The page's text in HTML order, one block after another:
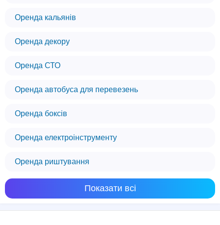
Оренда кальянів
Оренда декору
Оренда СТО
Оренда автобуса для перевезень
Оренда боксів
Оренда електроінструменту
Оренда риштування
Показати всі